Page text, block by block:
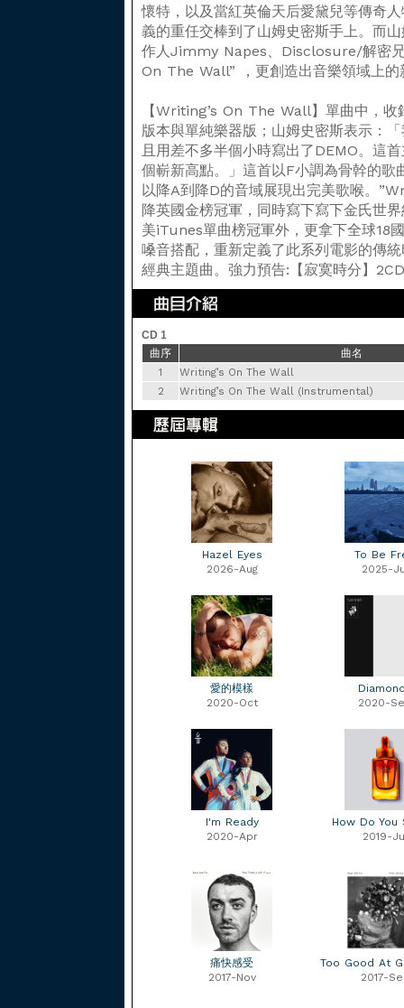
懷特，以及當紅英倫天后愛黛兒等傳奇
義的重任交棒到了山姆史密斯手上。而
作人Jimmy Napes、Disclosure/解密
On The Wall” ，更創造出音樂領域上的
【Writing’s On The Wall】單曲中，
版本與單純樂器版；山姆史密斯表示：
且用差不多半個小時寫出了DEMO。這
個嶄新高點。」這首以F小調為骨幹的
以降A到降D的音域展現出完美歌喉。
降英國金榜冠軍，同時寫下寫下金氏世
美iTunes單曲榜冠軍外，更拿下全球18
嗓音搭配，重新定義了此系列電影的傳
經典主題曲。強力預告:【寂寞時分】
CD 1
曲序
曲名
1
Writing’s On The Wall
2
Writing’s On The Wall (Instrumental)
Hazel Eyes
2026-Aug
To Be
2025-
愛的模樣
2020-Oct
2020-
I'm Ready
2020-Apr
How Do You
2019-
痛快感受
2017-Nov
Too Good At
2017-